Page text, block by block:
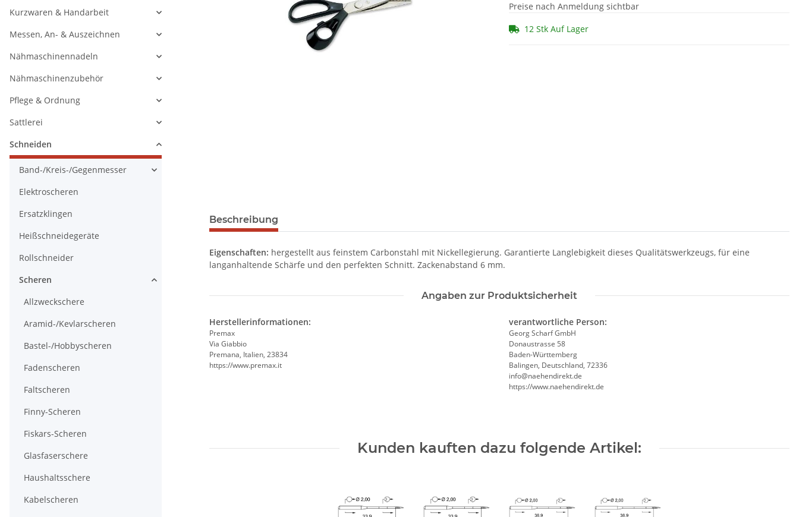
Preise nach Anmeldung sichtbar
12 Stk Auf Lager
Beschreibung
Eigenschaften: hergestellt aus feinstem Carbonstahl mit Nickellegierung. Garantierte Langlebigkeit dieses Qualitätswerkzeugs, für eine
langanhaltende Schärfe und den perfekten Schnitt. Zackenabstand 6 mm.
Angaben zur Produktsicherheit
Herstellerinformationen:
Premax
Via Giabbio
Premana, Italien, 23834
https://www.premax.it
verantwortliche Person:
Georg Scharf GmbH
Donaustrasse 58
Baden-Württemberg
Balingen, Deutschland, 72336
info@naehendirekt.de
https://www.naehendirekt.de
Kunden kauften dazu folgende Artikel:
Kurzwaren & Handarbeit
Messen, An- & Auszeichnen
Nähmaschinennadeln
Nähmaschinenzubehör
Pflege & Ordnung
Sattlerei
Schneiden
Band-/Kreis-/Gegenmesser
Elektroscheren
Ersatzklingen
Heißschneidegeräte
Rollschneider
Scheren
Allzweckschere
Aramid-/Kevlarscheren
Bastel-/Hobbyscheren
Fadenscheren
Faltscheren
Finny-Scheren
Fiskars-Scheren
Glasfaserschere
Haushaltsschere
Kabelscheren